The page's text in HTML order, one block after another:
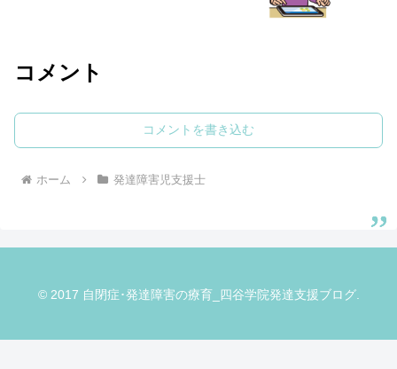
コメント
コメントを書き込む
ホーム 発達障害児支援士
© 2017 自閉症･発達障害の療育_四谷学院発達支援ブログ.